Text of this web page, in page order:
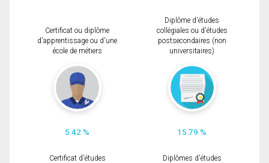
Certificat ou diplôme
d'apprentissage ou d'une
école de métiers
5.42 %
Diplôme d'études
collégiales ou d'études
postsecondaires (non
universitaires)
15.79 %
Certificat d'études
Diplômes d'études